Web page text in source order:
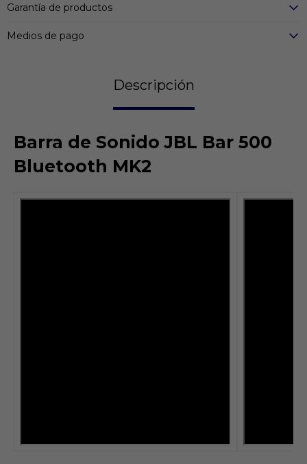
Garantía de productos
Medios de pago
Descripción
Barra de Sonido JBL Bar 500
Bluetooth MK2